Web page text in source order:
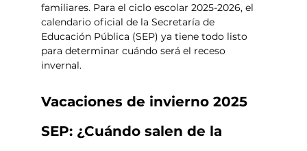
familiares. Para el ciclo escolar 2025-2026, el
calendario oficial de la Secretaría de
Educación Pública (SEP) ya tiene todo listo
para determinar cuándo será el receso
invernal.
Vacaciones de invierno 2025
SEP: ¿Cuándo salen de la